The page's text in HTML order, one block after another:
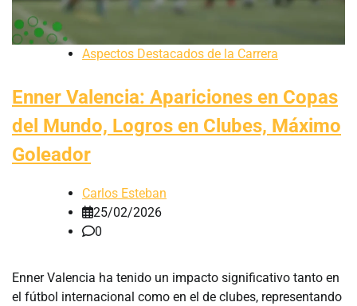
Aspectos Destacados de la Carrera
Enner Valencia: Apariciones en Copas
del Mundo, Logros en Clubes, Máximo
Goleador
Carlos Esteban
25/02/2026
0
Enner Valencia ha tenido un impacto significativo tanto en
el fútbol internacional como en el de clubes, representando